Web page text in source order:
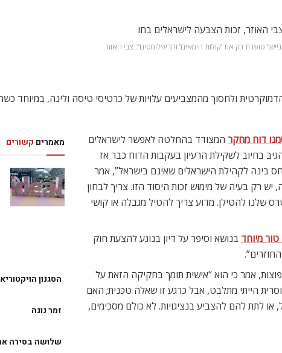
סופרת רק את ‘קולות הימאים’ והדיפלומטים”. צבי האוזר
ולחסוך מהמצביעים עלויות של כרטיסי טיסה ולינה, במיוחד
מאמרים קשורים
הסגנון
זמר נוגה
שלושה בסירה
דוח מחקר המצודד בהחלטה לאפשר לישראלים
בחיוב לשקילת הרעיון בעקבות הדוח כבר אז
בינה לקהילת הישראלים שאינם בישראל”, אמר
רק בעיה של מימוש זכות היסוד הזו. צריך לבחון
שלנו להטילן. מדוע צריך להטיל מגבלה או קושי
מיוחד בנושא וסיפר על דיון בנוגע להצעת חוק
אמר כי הוא “אישית תומך בחקיקה הזאת על
הייתי מתלבט, אבל כרגע זו שאלה טכנית; האם
לתת להם להצביע בנציגויות. לא כולם מסכימים,